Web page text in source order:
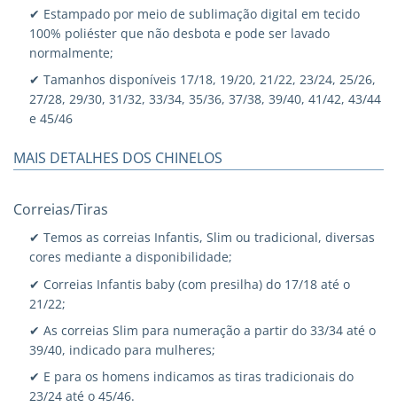
✔ Estampado por meio de sublimação digital em tecido
100% poliéster que não desbota e pode ser lavado
normalmente;
✔ Tamanhos disponíveis 17/18, 19/20, 21/22, 23/24, 25/26,
27/28, 29/30, 31/32, 33/34, 35/36, 37/38, 39/40, 41/42, 43/44
e 45/46
MAIS DETALHES DOS CHINELOS
Correias/Tiras
✔ Temos as correias Infantis, Slim ou tradicional, diversas
cores mediante a disponibilidade;
✔ Correias Infantis baby (com presilha) do 17/18 até o
21/22;
✔ As correias Slim para numeração a partir do 33/34 até o
39/40, indicado para mulheres;
✔ E para os homens indicamos as tiras tradicionais do
23/24 até o 45/46.